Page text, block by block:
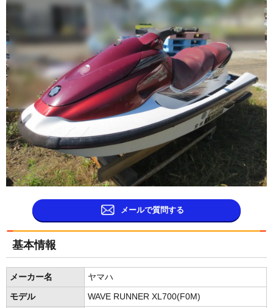
メールで質問する
基本情報
メーカー名 ヤマハ
モデル WAVE RUNNER XL700(F0M)